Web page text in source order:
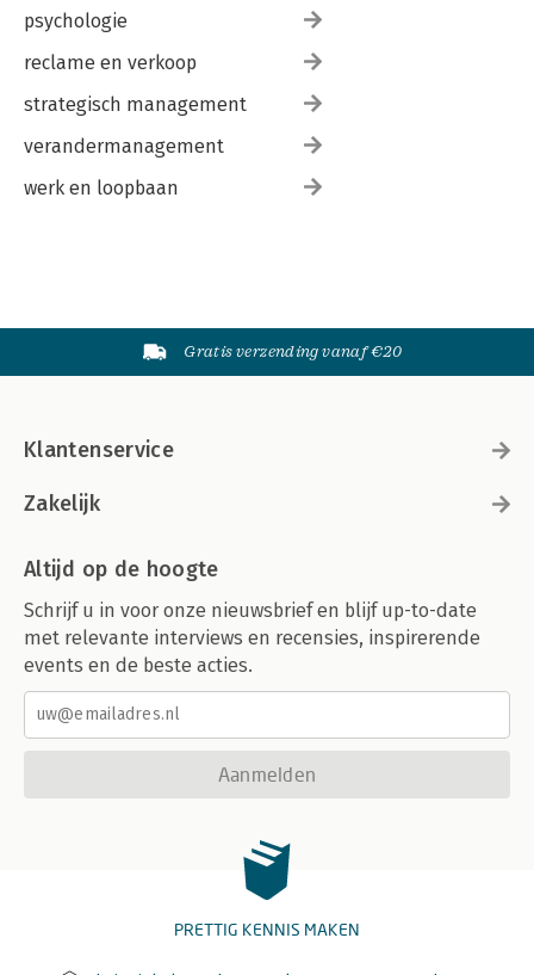
psychologie
reclame en verkoop
strategisch management
verandermanagement
werk en loopbaan
Gratis verzending vanaf €20
Klantenservice
Zakelijk
Altijd op de hoogte
Schrijf u in voor onze nieuwsbrief en blijf up-to-date
met relevante interviews en recensies, inspirerende
events en de beste acties.
Aanmelden
PRETTIG KENNIS MAKEN